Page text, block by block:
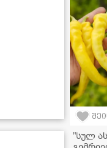
"სულ